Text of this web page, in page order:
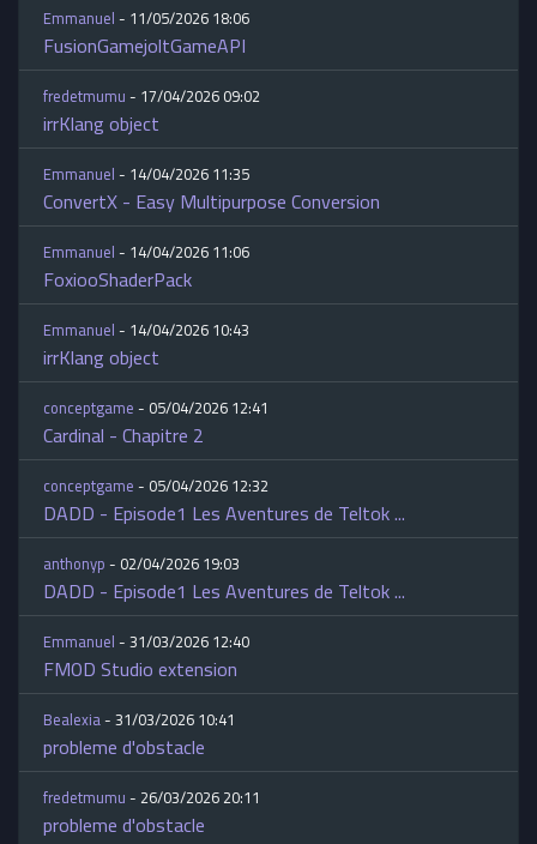
Emmanuel- 11/05/2026 18:06
FusionGamejoltGameAPI
fredetmumu- 17/04/2026 09:02
irrKlang object
Emmanuel- 14/04/2026 11:35
ConvertX - Easy Multipurpose Conversion
Emmanuel- 14/04/2026 11:06
FoxiooShaderPack
Emmanuel- 14/04/2026 10:43
irrKlang object
conceptgame- 05/04/2026 12:41
Cardinal - Chapitre 2
conceptgame- 05/04/2026 12:32
DADD - Episode1 Les Aventures de Teltok ...
anthonyp- 02/04/2026 19:03
DADD - Episode1 Les Aventures de Teltok ...
Emmanuel- 31/03/2026 12:40
FMOD Studio extension
Bealexia- 31/03/2026 10:41
probleme d'obstacle
fredetmumu- 26/03/2026 20:11
probleme d'obstacle